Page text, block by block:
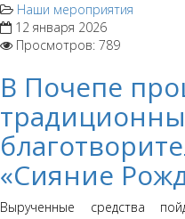
Наши мероприятия
12 января 2026
Просмотров: 789
В Почепе
«Сияние
Вырученные средства